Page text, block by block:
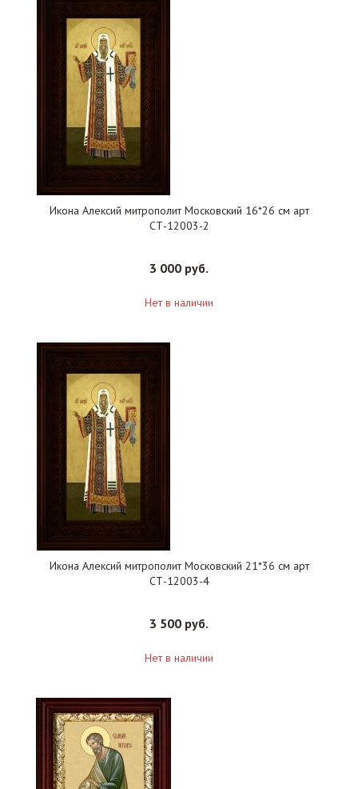
Икона Алексий митрополит Московский 16*26 см арт
СТ-12003-2
3 000 руб.
Нет в наличии
Икона Алексий митрополит Московский 21*36 см арт
СТ-12003-4
3 500 руб.
Нет в наличии